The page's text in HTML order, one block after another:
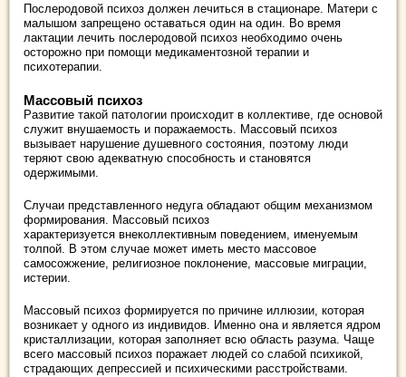
Послеродовой психоз должен лечиться в стационаре. Матери с
малышом запрещено оставаться один на один. Во время
лактации лечить послеродовой психоз необходимо очень
осторожно при помощи медикаментозной терапии и
психотерапии.
Массовый психоз
Развитие такой патологии происходит в коллективе, где основой
служит внушаемость и поражаемость. Массовый психоз
вызывает нарушение душевного состояния, поэтому люди
теряют свою адекватную способность и становятся
одержимыми.
Случаи представленного недуга обладают общим механизмом
формирования. Массовый психоз
характеризуется внеколлективным поведением, именуемым
толпой. В этом случае может иметь место массовое
самосожжение, религиозное поклонение, массовые миграции,
истерии.
Массовый психоз формируется по причине иллюзии, которая
возникает у одного из индивидов. Именно она и является ядром
кристаллизации, которая заполняет всю область разума. Чаще
всего массовый психоз поражает людей со слабой психикой,
страдающих депрессией и психическими расстройствами.